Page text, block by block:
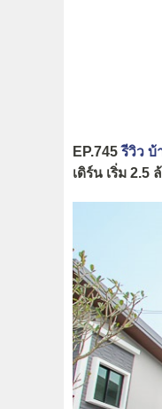
EP.745รีวิว บ้
เดิร์น เริ่ม 2.5